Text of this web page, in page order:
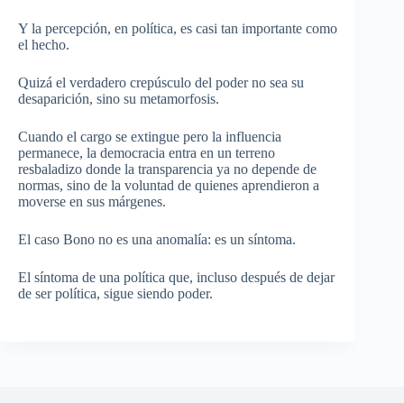
Y la percepción, en política, es casi tan importante como
el hecho.
Quizá el verdadero crepúsculo del poder no sea su
desaparición, sino su metamorfosis.
Cuando el cargo se extingue pero la influencia
permanece, la democracia entra en un terreno
resbaladizo donde la transparencia ya no depende de
normas, sino de la voluntad de quienes aprendieron a
moverse en sus márgenes.
El caso Bono no es una anomalía: es un síntoma.
El síntoma de una política que, incluso después de dejar
de ser política, sigue siendo poder.